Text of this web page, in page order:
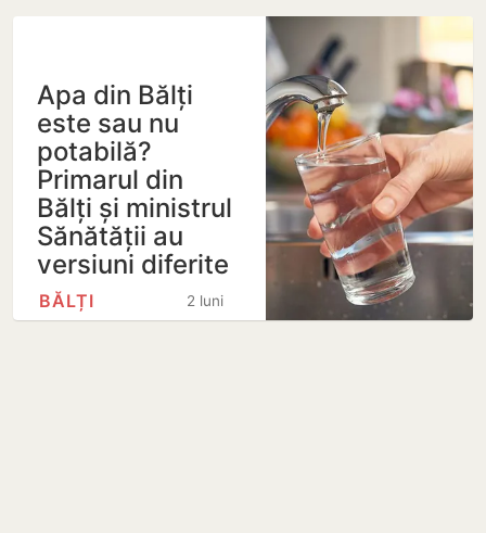
Apa din Bălți
este sau nu
potabilă?
Primarul din
Bălți și ministrul
Sănătății au
versiuni diferite
2 luni
BĂLȚI